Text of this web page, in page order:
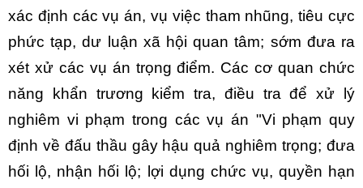
xác định các vụ án, vụ việc tham nhũng, tiêu cực
phức tạp, dư luận xã hội quan tâm; sớm đưa ra
xét xử các vụ án trọng điểm. Các cơ quan chức
năng khẩn trương kiểm tra, điều tra để xử lý
nghiêm vi phạm trong các vụ án "Vi phạm quy
định về đấu thầu gây hậu quả nghiêm trọng; đưa
hối lộ, nhận hối lộ; lợi dụng chức vụ, quyền hạn